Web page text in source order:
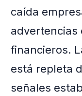
caída
advertencias
financieros.
está repleta
señales